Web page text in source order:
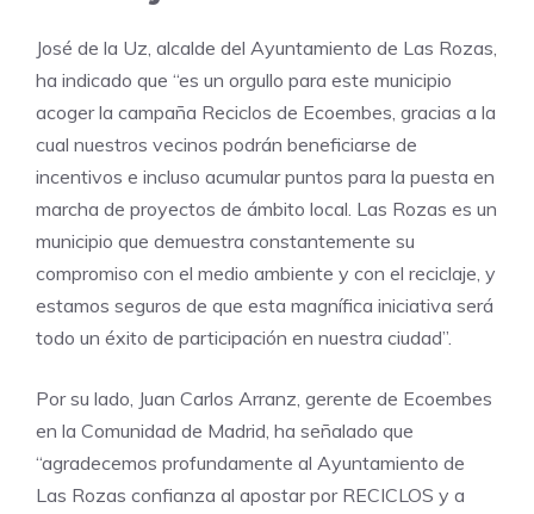
José de la Uz, alcalde del Ayuntamiento de Las Rozas,
ha indicado que “es un orgullo para este municipio
acoger la campaña Reciclos de Ecoembes, gracias a la
cual nuestros vecinos podrán beneficiarse de
incentivos e incluso acumular puntos para la puesta en
marcha de proyectos de ámbito local. Las Rozas es un
municipio que demuestra constantemente su
compromiso con el medio ambiente y con el reciclaje, y
estamos seguros de que esta magnífica iniciativa será
todo un éxito de participación en nuestra ciudad”.
Por su lado, Juan Carlos Arranz, gerente de Ecoembes
en la Comunidad de Madrid, ha señalado que
“agradecemos profundamente al Ayuntamiento de
Las Rozas confianza al apostar por RECICLOS y a